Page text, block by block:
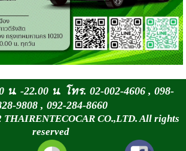
น. -22.00 น. โทร. 02-002-4606 , 098-
9808 , 092-284-8660
CO.,LTD. All rights
reserved